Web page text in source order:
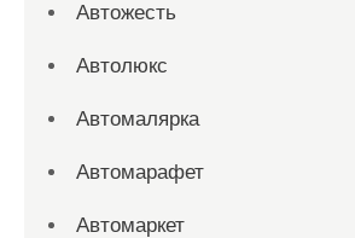
Автожесть
Автолюкс
Автомалярка
Автомарафет
Автомаркет